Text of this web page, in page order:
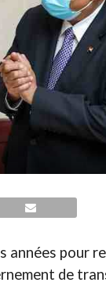
années pour
de